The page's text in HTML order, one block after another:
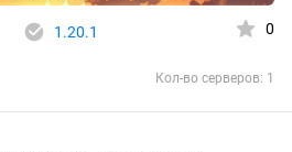
1.20.1 0
Кол-во серверов: 1